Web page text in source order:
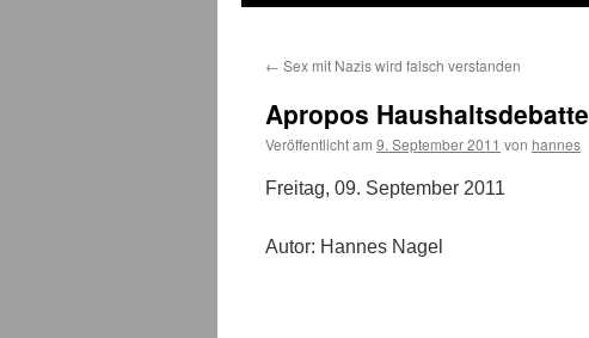
← Sex mit Nazis wird falsch verstanden
Apropos Haushaltsdebatte
Veröffentlicht am 9. September 2011 von hannes
Freitag, 09. September 2011
Autor: Hannes Nagel